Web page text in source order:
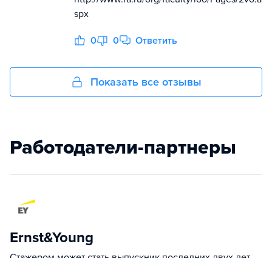
spx
0 0 Ответить
Показать все отзывы
Работодатели-партнеры
Ernst&Young